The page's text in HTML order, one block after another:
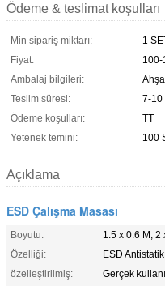
Ödeme & teslimat koşulları
Min sipariş miktarı:
1
Fiyat:
100-
Ambalaj bilgileri:
Teslim süresi:
7-10
Ödeme koşulları:
TT
Yetenek temini:
100
Açıklama
ESD Çalışma Masası
Boyutu:
1.5 x 0.6 M, 2
Özelliği:
ESD Antistatik
özelleştirilmiş:
Gerçek